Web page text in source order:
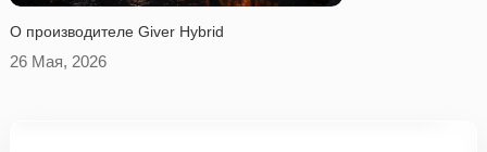
O производителе Giver Hybrid
26 Мая, 2026